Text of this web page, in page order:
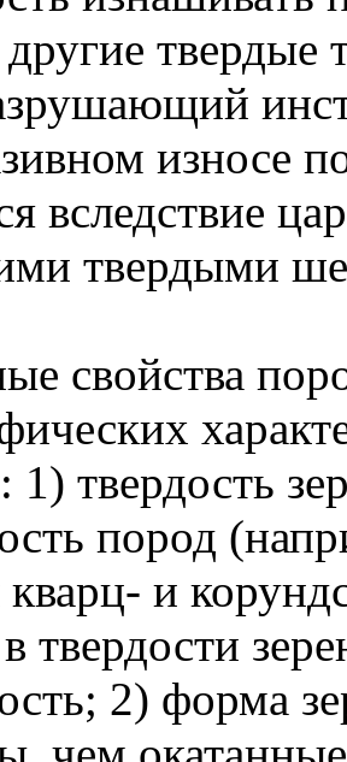
твердые
износе
вследствие
твердыми
свойства
1) твердость
пород
кварц- и
твердости
2) форма